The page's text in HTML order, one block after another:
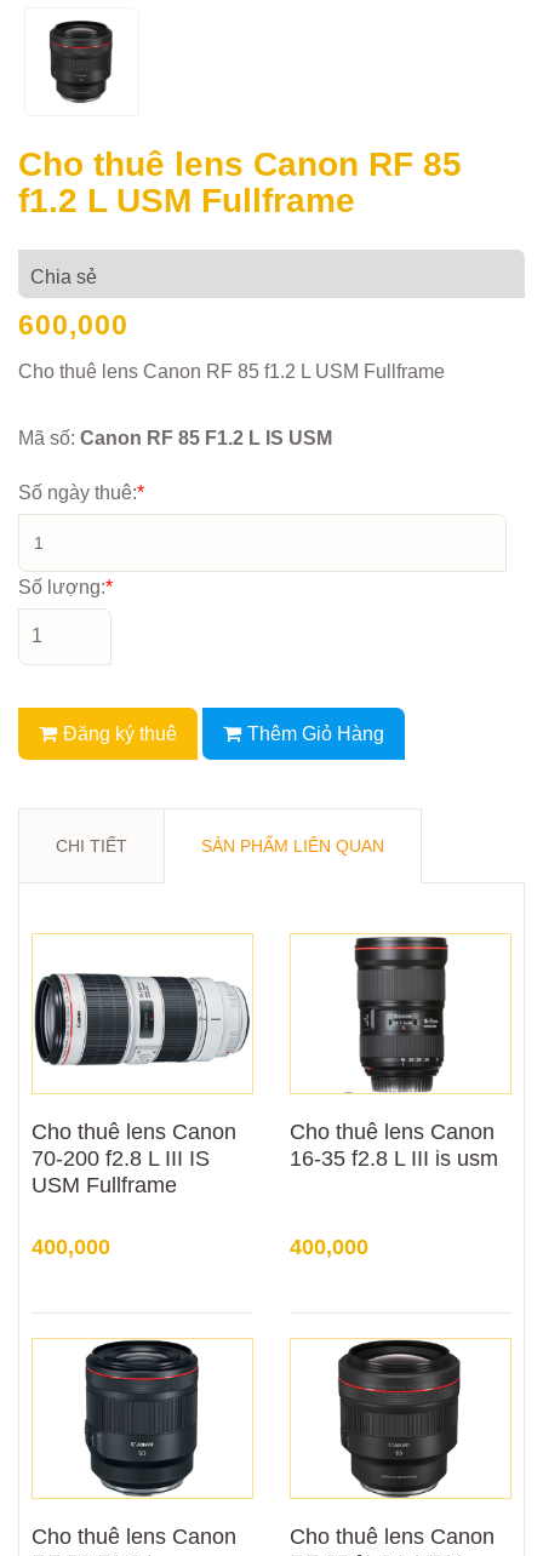
Cho thuê lens Canon RF 85
f1.2 L USM Fullframe
Chia sẻ
600,000
Cho thuê lens Canon RF 85 f1.2 L USM Fullframe
Mã số: Canon RF 85 F1.2 L IS USM
Số ngày thuê:*
Số lượng:*
Đăng ký thuê Thêm Giỏ Hàng
CHI TIẾT SẢN PHẨM LIÊN QUAN
Cho thuê lens Canon
70-200 f2.8 L III IS
USM Fullframe
400,000
Cho thuê lens Canon
16-35 f2.8 L III is usm
400,000
Cho thuê lens Canon
Cho thuê lens Canon